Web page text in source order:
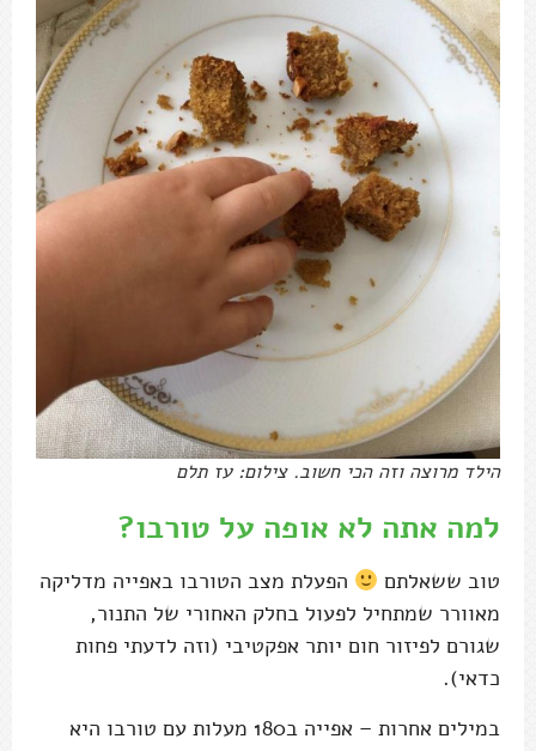
הילד מרוצה וזה הכי חשוב. צילום: עז תלם
למה אתה לא אופה על טורבו?
טוב ששאלתם
הפעלת מצב הטורבו באפייה מדליקה
מאוורר שמתחיל לפעול בחלק האחורי של התנור,
שגורם לפיזור חום יותר אפקטיבי (וזה לדעתי פחות
כדאי).
במילים אחרות – אפייה ב180 מעלות עם טורבו היא